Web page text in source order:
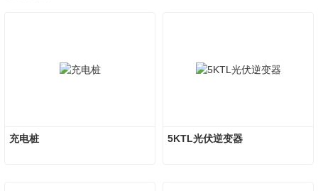
充电桩 5KTL光伏逆变器